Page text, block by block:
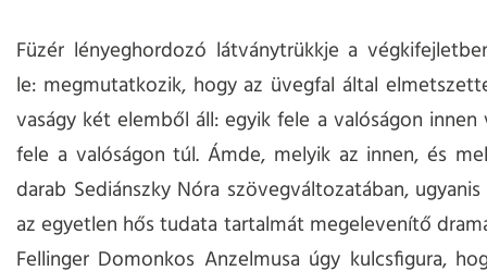
Füzér lényeghordozó látványtrükkje a
le: megmutatkozik, hogy az üvegfal által
vaságy két elemből áll: egyik fele a valóságon innen
fele a valóságon túl. Ámde, melyik az innen, és
darab Sediánszky Nóra szövegváltozatában,
az egyetlen hős tudata tartalmát megelevenítő
Fellinger Domonkos Anzelmusa úgy kulcsfigura,